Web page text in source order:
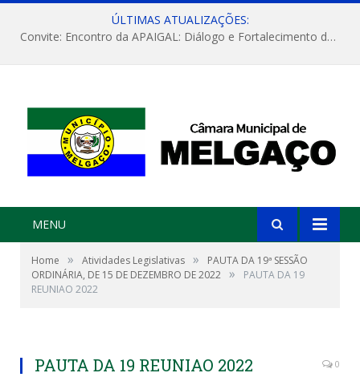
ÚLTIMAS ATUALIZAÇÕES:
Convite: Encontro da APAIGAL: Diálogo e Fortalecimento da Agricultura Familiar
MENU
Home » Atividades Legislativas »
PAUTA DA 19ª SESSÃO
ORDINÁRIA, DE 15 DE DEZEMBRO DE 2022 »
PAUTA DA 19
REUNIAO 2022
PAUTA DA 19 REUNIAO 2022 0